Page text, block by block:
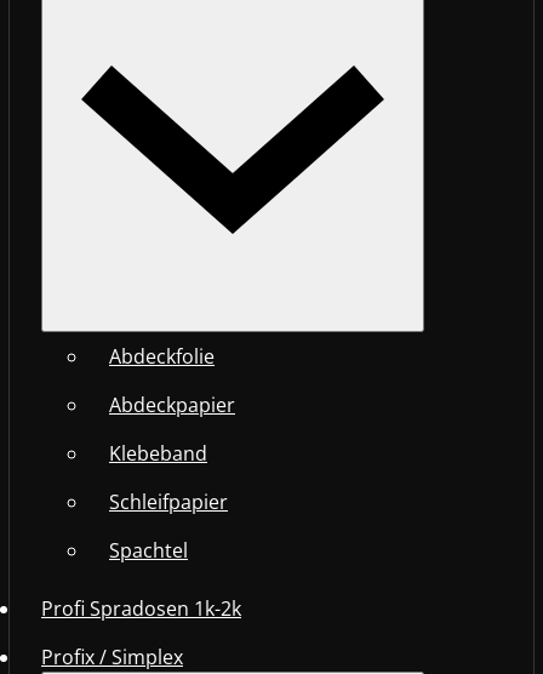
Abdeckfolie
Abdeckpapier
Klebeband
Schleifpapier
Spachtel
Profi Spradosen 1k-2k
Profix / Simplex